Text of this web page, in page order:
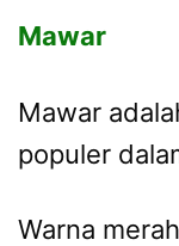
Mawar
Mawar
populer
Warna